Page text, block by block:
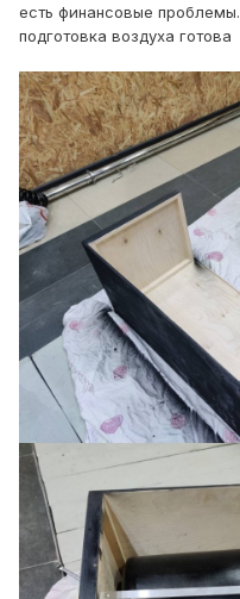
есть финансовые проблемы.
подготовка воздуха готова